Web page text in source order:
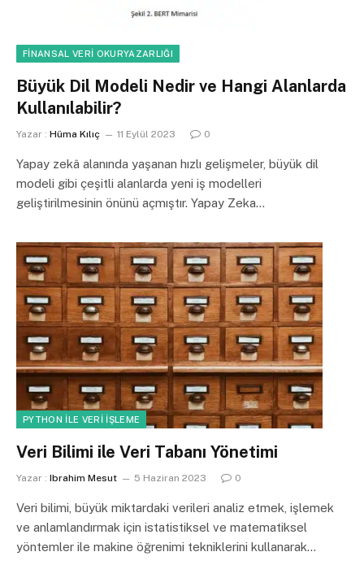
FINANSAL VERI OKURYAZARLIĞI
Büyük Dil Modeli Nedir ve Hangi Alanlarda
Kullanılabilir?
Yazar : Hüma Kılıç 11 Eylül 2023 0
Yapay zekâ alanında yaşanan hızlı gelişmeler, büyük dil
modeli gibi çeşitli alanlarda yeni iş modelleri
geliştirilmesinin önünü açmıştır. Yapay Zeka…
PYTHON ILE VERI İŞLEME
Veri Bilimi ile Veri Tabanı Yönetimi
Yazar : Ibrahim Mesut 5 Haziran 2023 0
Veri bilimi, büyük miktardaki verileri analiz etmek, işlemek
ve anlamlandırmak için istatistiksel ve matematiksel
yöntemler ile makine öğrenimi tekniklerini kullanarak…